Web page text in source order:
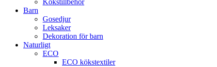
Barn
Gosedjur
Leksaker
Dekoration för barn
Naturligt
ECO
ECO kökstextiler